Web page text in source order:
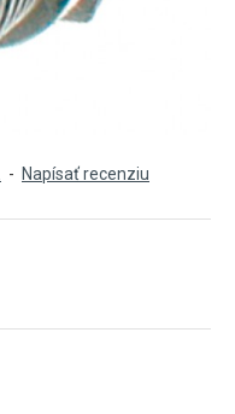
- Napísať recenziu